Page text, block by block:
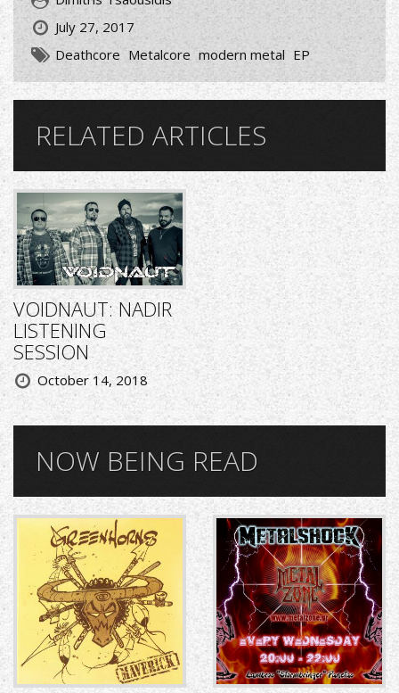
July 27, 2017
Deathcore Metalcore modern metal EP
RELATED ARTICLES
VOIDNAUT: NADIR
LISTENING
SESSION
October 14, 2018
NOW BEING READ